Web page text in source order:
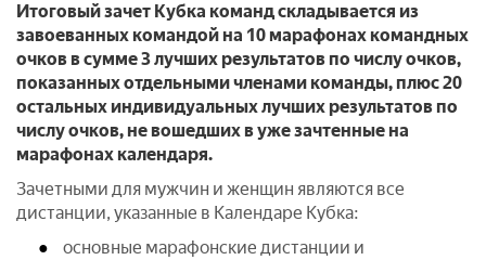
Итоговый зачет Кубка команд складывается из
завоеванных командой на 10 марафонах командных
очков в сумме 3 лучших результатов по числу очков,
показанных отдельными членами команды, плюс 20
остальных индивидуальных лучших результатов по
числу очков, не вошедших в уже зачтенные на
марафонах календаря.
Зачетными для мужчин и женщин являются все
дистанции, указанные в Календаре Кубка:
основные марафонские дистанции и